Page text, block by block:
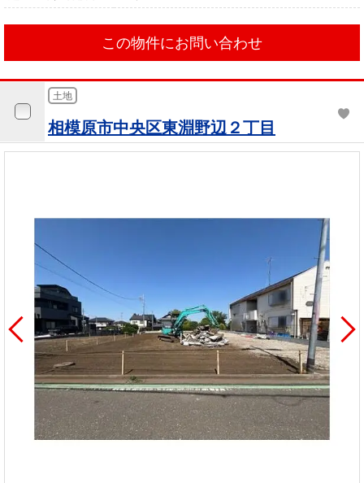
この物件にお問い合わせ
土地
相模原市中央区東淵野辺２丁目